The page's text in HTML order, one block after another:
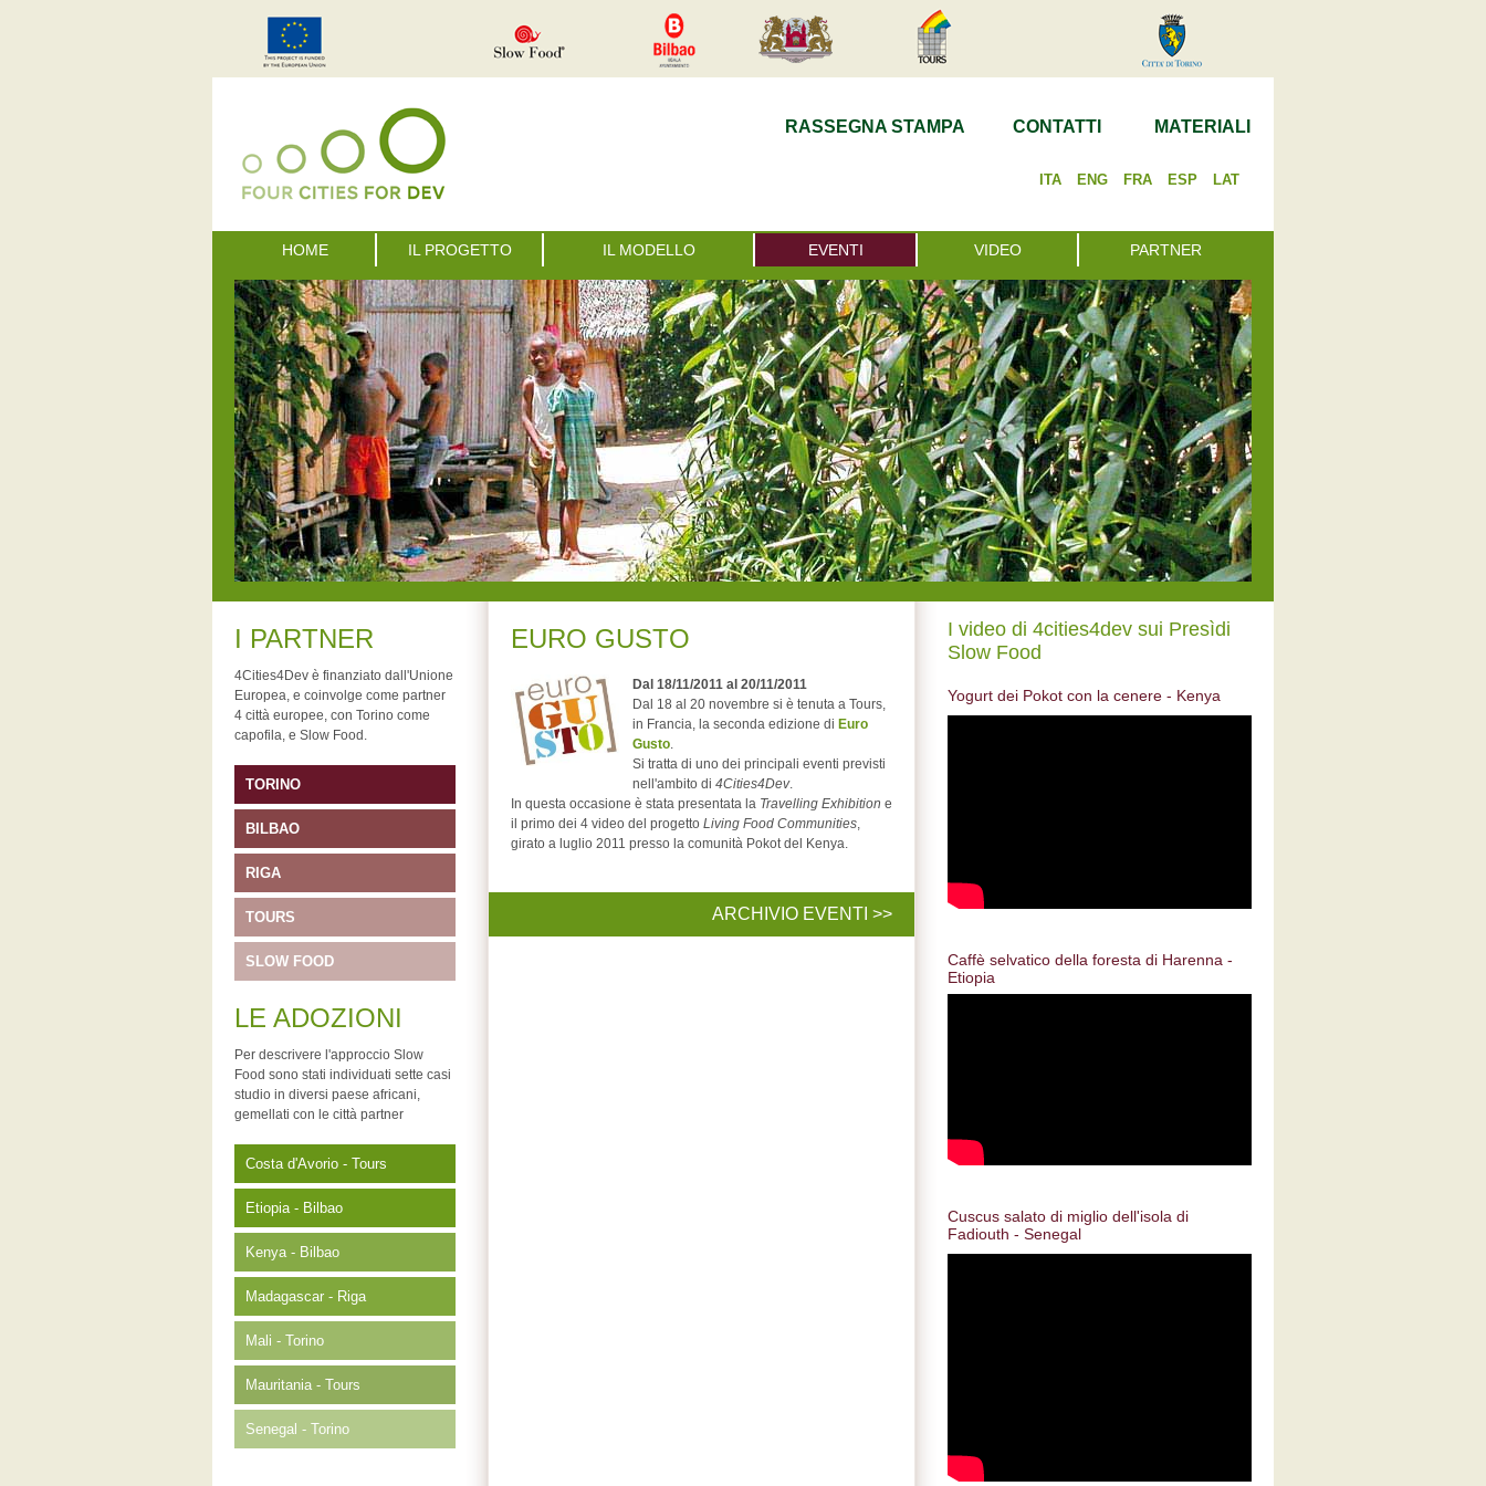
RASSEGNA STAMPA CONTATTI MATERIALI
ITA ENG FRA ESP LAT
HOME IL PROGETTO IL MODELLO EVENTI VIDEO PARTNER
I PARTNER
4Cities4Dev è finanziato dall'Unione
Europea, e coinvolge come partner
4 città europee, con Torino come
capofila, e Slow Food.
TORINO
BILBAO
RIGA
TOURS
SLOW FOOD
LE ADOZIONI
Per descrivere l'approccio Slow
Food sono stati individuati sette casi
studio in diversi paese africani,
gemellati con le città partner
Costa d'Avorio - Tours
Etiopia - Bilbao
Kenya - Bilbao
Madagascar - Riga
Mali - Torino
Mauritania - Tours
Senegal - Torino
EURO GUSTO
Dal 18/11/2011 al 20/11/2011
Dal 18 al 20 novembre si è tenuta a Tours,
in Francia, la seconda edizione di Euro
Gusto.
Si tratta di uno dei principali eventi previsti
nell'ambito di 4Cities4Dev.
In questa occasione è stata presentata la Travelling Exhibition e
il primo dei 4 video del progetto Living Food Communities,
girato a luglio 2011 presso la comunità Pokot del Kenya.
ARCHIVIO EVENTI >>
I video di 4cities4dev sui Presìdi
Slow Food
Yogurt dei Pokot con la cenere - Kenya
Caffè selvatico della foresta di Harenna -
Etiopia
Cuscus salato di miglio dell'isola di
Fadiouth - Senegal